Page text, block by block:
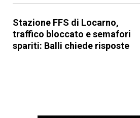
Stazione FFS di Locarno,
traffico bloccato e semafori
spariti: Balli chiede risposte